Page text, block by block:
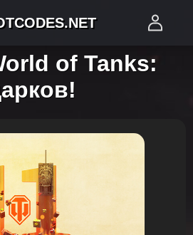
of Tanks: